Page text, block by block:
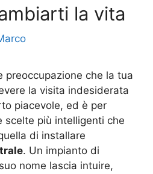
la vita
preoccupazione che la tua
la visita indesiderata
piacevole, ed è per
scelte più intelligenti che
di installare
. Un impianto di
nome lascia intuire,